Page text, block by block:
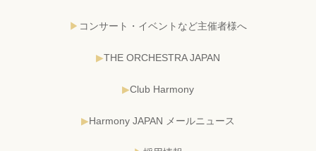
コンサート・イベントなど主催者様へ
THE ORCHESTRA JAPAN
Club Harmony
Harmony JAPAN メールニュース